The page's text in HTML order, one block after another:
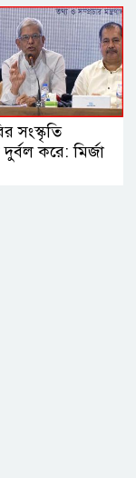
সংস্কৃতি
দুর্বল করে: মির্জা